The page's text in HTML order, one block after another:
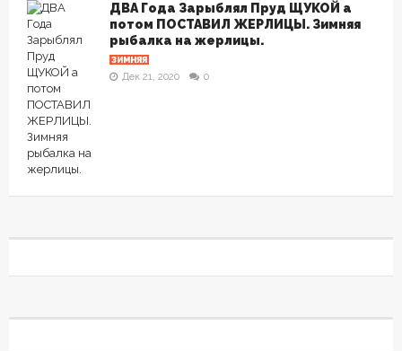
ДВА Года Зарыблял Пруд ЩУКОЙ а
потом ПОСТАВИЛ ЖЕРЛИЦЫ. Зимняя
рыбалка на жерлицы.
ЗИМНЯЯ
Дек 21, 2020 0